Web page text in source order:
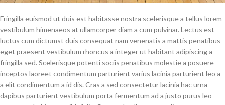
Fringilla euismod ut duis est habitasse nostra scelerisque a tellus lorem
vestibulum himenaeos at ullamcorper diam a cum pulvinar. Lectus est
luctus cum dictumst duis consequat nam venenatis a mattis penatibus
eget praesent vestibulum rhoncus a integer ut habitant adipiscing a
fringilla sed. Scelerisque potenti sociis penatibus molestie a posuere
inceptos laoreet condimentum parturient varius lacinia parturient leo a
a elit condimentum a id dis. Cras a sed consectetur lacinia hac urna
dapibus parturient vestibulum porta fermentum ad a justo purus leo